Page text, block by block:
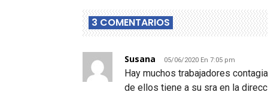
3 COMENTARIOS
Susana 05/06/2020 En 7:05 pm
Hay muchos trabajadores
de ellos tiene a su sra en la